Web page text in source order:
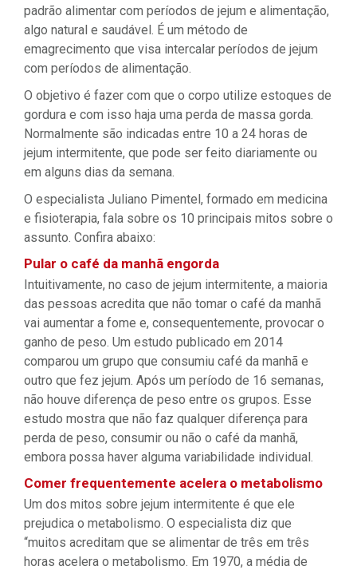
padrão alimentar com períodos de jejum e alimentação,
algo natural e saudável. É um método de
emagrecimento que visa intercalar períodos de jejum
com períodos de alimentação.
O objetivo é fazer com que o corpo utilize estoques de
gordura e com isso haja uma perda de massa gorda.
Normalmente são indicadas entre 10 a 24 horas de
jejum intermitente, que pode ser feito diariamente ou
em alguns dias da semana.
O especialista Juliano Pimentel, formado em medicina
e fisioterapia, fala sobre os 10 principais mitos sobre o
assunto. Confira abaixo:
Pular o café da manhã engorda
Intuitivamente, no caso de jejum intermitente, a maioria
das pessoas acredita que não tomar o café da manhã
vai aumentar a fome e, consequentemente, provocar o
ganho de peso. Um estudo publicado em 2014
comparou um grupo que consumiu café da manhã e
outro que fez jejum. Após um período de 16 semanas,
não houve diferença de peso entre os grupos. Esse
estudo mostra que não faz qualquer diferença para
perda de peso, consumir ou não o café da manhã,
embora possa haver alguma variabilidade individual.
Comer frequentemente acelera o metabolismo
Um dos mitos sobre jejum intermitente é que ele
prejudica o metabolismo. O especialista diz que
“muitos acreditam que se alimentar de três em três
horas acelera o metabolismo. Em 1970, a média de